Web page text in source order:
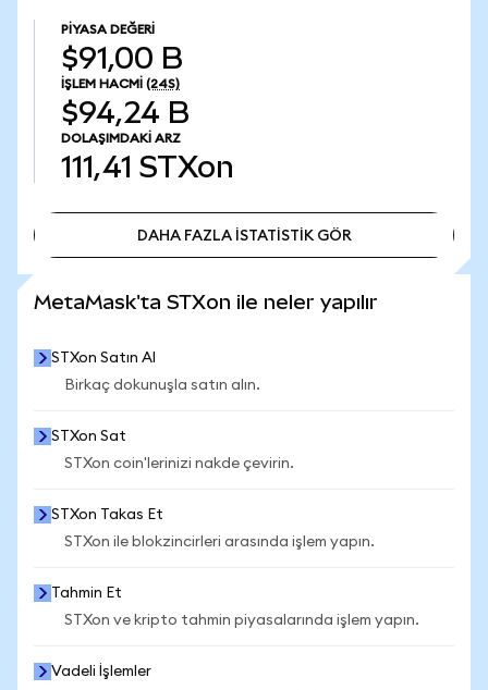
PIYASA DEĞERI
$91,00 B
İŞLEM HACMI (24S)
$94,24 B
DOLAŞIMDAKI ARZ
111,41 STXon
DAHA FAZLA İSTATİSTİK GÖR
MetaMask'ta STXon ile neler yapılır
STXon Satın Al
Birkaç dokunuşla satın alın.
STXon Sat
STXon coin'lerinizi nakde çevirin.
STXon Takas Et
STXon ile blokzincirleri arasında işlem yapın.
Tahmin Et
STXon ve kripto tahmin piyasalarında işlem yapın.
Vadeli İşlemler